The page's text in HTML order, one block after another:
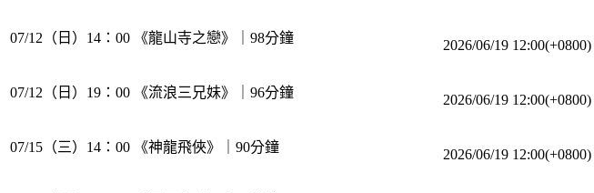
07/12（日）14：00 《龍山寺之戀》｜98分鐘 2026/06/19 12:00(+0800)
07/12（日）19：00 《流浪三兄妹》｜96分鐘 2026/06/19 12:00(+0800)
07/15（三）14：00 《神龍飛俠》｜90分鐘 2026/06/19 12:00(+0800)